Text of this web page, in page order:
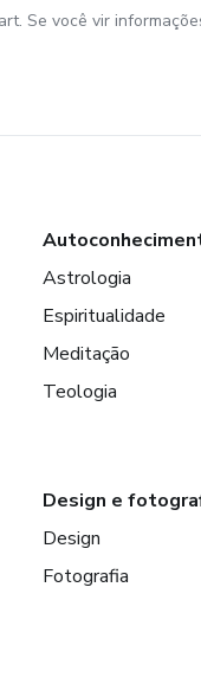
Se você vir
Astrologia
Espiritualidade
Meditação
Teologia
Design e
Design
Fotografia